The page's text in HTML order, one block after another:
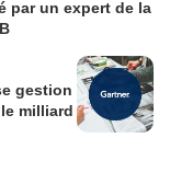
par un expert de la
gestion
milliard